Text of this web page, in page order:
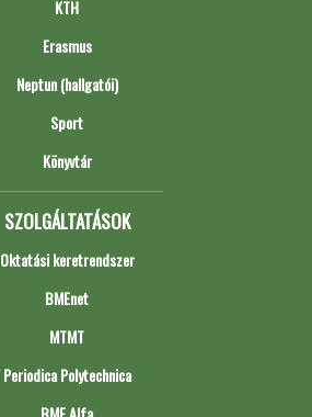
KTH
Erasmus
Neptun (hallgatói)
Sport
Könyvtár
SZOLGÁLTATÁSOK
Oktatási keretrendszer
BMEnet
MTMT
Periodica Polytechnica